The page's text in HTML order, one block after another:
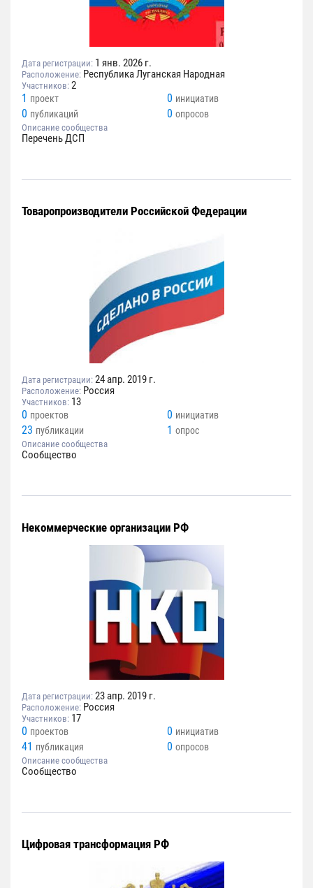
Дата регистрации: 1 янв. 2026 г.
Расположение: Республика Луганская Народная
Участников: 2
1 проект 0 инициатив
0 публикаций 0 опросов
Описание сообщества
Перечень ДСП
Товаропроизводители Российской Федерации
Дата регистрации: 24 апр. 2019 г.
Расположение: Россия
Участников: 13
0 проектов 0 инициатив
23 публикации 1 опрос
Описание сообщества
Сообщество
Некоммерческие организации РФ
Дата регистрации: 23 апр. 2019 г.
Расположение: Россия
Участников: 17
0 проектов 0 инициатив
41 публикация 0 опросов
Описание сообщества
Сообщество
Цифровая трансформация РФ